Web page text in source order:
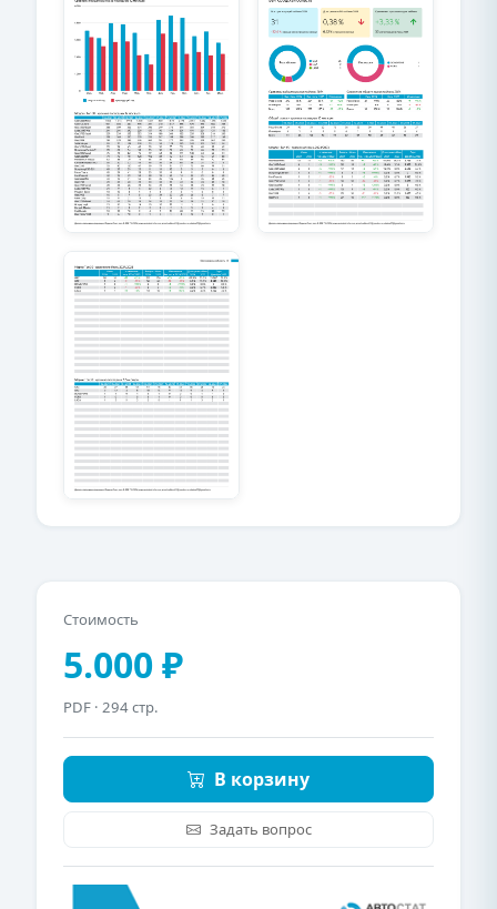
Стоимость
5.000 ₽
PDF · 294 стр.
В корзину
Задать вопрос